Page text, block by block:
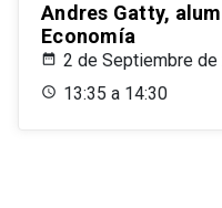
Andres Gatty,
Economía
2 de Septiembre de
13:35 a 14:30